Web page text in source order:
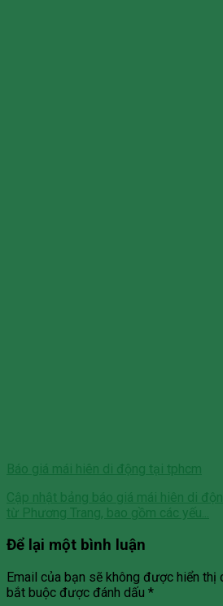
Báo giá mái hiên di động tại tphcm
Cập nhật bảng báo giá mái hiên di
từ Phương Trang, bao gồm các yếu...
Để lại một bình luận
Email của bạn sẽ không được hiển thị
bắt buộc được đánh dấu *